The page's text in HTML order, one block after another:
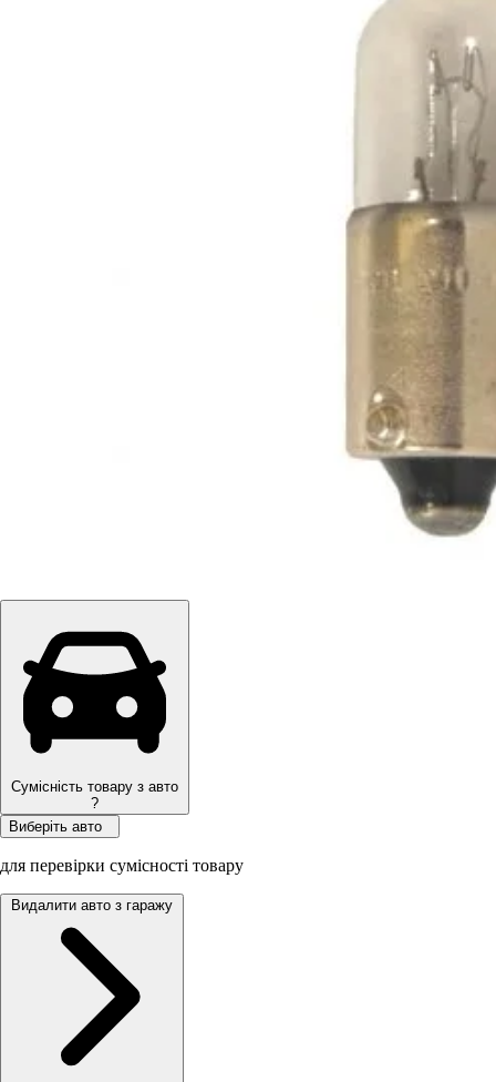
Сумісність товару з авто
?
Виберіть авто
для перевірки сумісності товару
Видалити авто з гаражу